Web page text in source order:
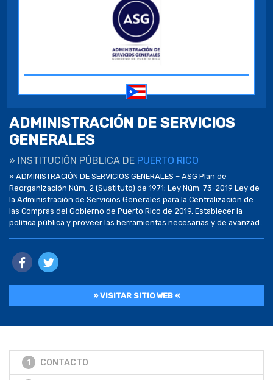
ADMINISTRACIÓN DE SERVICIOS
GENERALES
» INSTITUCIÓN PÚBLICA DE PUERTO RICO
» ADMINISTRACIÓN DE SERVICIOS GENERALES – ASG Plan de
Reorganización Núm. 2 (Sustituto) de 1971; Ley Núm. 73-2019 Ley de
la Administración de Servicios Generales para la Centralización de
las Compras del Gobierno de Puerto Rico de 2019. Establecer la
política pública y proveer las herramientas necesarias y de avanzada
» VISITAR SITIO WEB «
1 CONTACTO